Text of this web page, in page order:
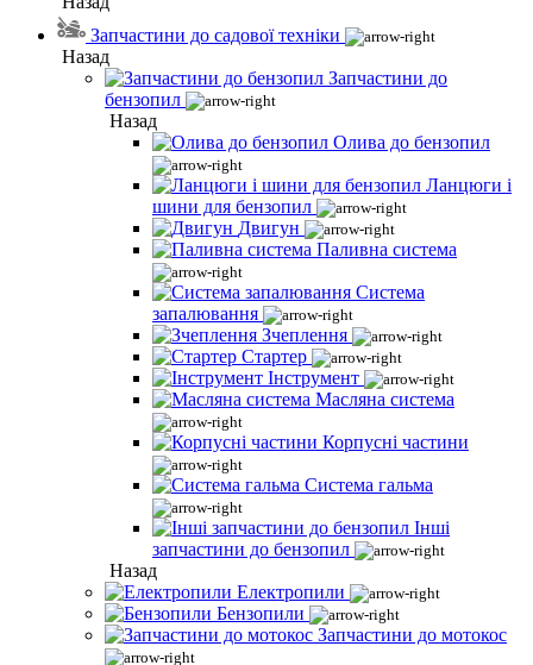
Запчастини до садової техніки
Назад
Запчастини до
бензопил
Назад
Олива до бензопил
Ланцюги і
шини для бензопил
Двигун
Паливна система
Система
запалювання
Зчеплення
Стартер
Інструмент
Масляна система
Корпусні частини
Система гальма
Інші
запчастини до бензопил
Назад
Електропили
Бензопили
Запчастини до мотокос